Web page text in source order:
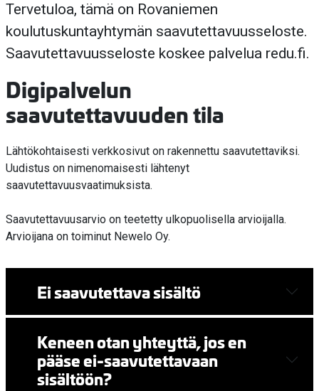
Tervetuloa, tämä on Rovaniemen
koulutuskuntayhtymän saavutettavuusseloste.
Saavutettavuusseloste koskee palvelua redu.fi.
Digipalvelun
saavutettavuuden tila
Lähtökohtaisesti verkkosivut on rakennettu saavutettaviksi.
Uudistus on nimenomaisesti lähtenyt
saavutettavuusvaatimuksista.
Saavutettavuusarvio on teetetty ulkopuolisella arvioijalla.
Arvioijana on toiminut Newelo Oy.
Ei saavutettava sisältö
Keneen otan yhteyttä, jos en
pääse ei-saavutettavaan
sisältöön?